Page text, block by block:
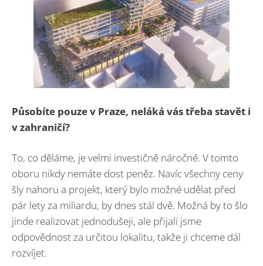
Působíte pouze v Praze, neláká vás třeba stavět i
v zahraničí?
To, co děláme, je velmi investičně náročné. V tomto
oboru nikdy nemáte dost peněz. Navíc všechny ceny
šly nahoru a projekt, který bylo možné udělat před
pár lety za miliardu, by dnes stál dvě. Možná by to šlo
jinde realizovat jednodušeji, ale přijali jsme
odpovědnost za určitou lokalitu, takže ji chceme dál
rozvíjet.